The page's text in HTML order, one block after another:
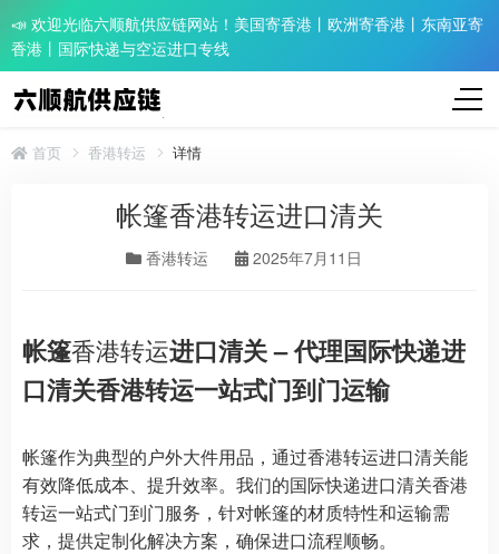
📣 欢迎光临六顺航供应链网站！美国寄香港丨欧洲寄香港丨东南亚寄
香港丨国际快递与空运进口专线
首页 香港转运 详情
帐篷香港转运进口清关
香港转运 2025年7月11日
帐篷香港转运进口清关 – 代理国际快递进
口清关香港转运一站式门到门运输
帐篷作为典型的户外大件用品，通过香港转运进口清关能
有效降低成本、提升效率。我们的国际快递进口清关香港
转运一站式门到门服务，针对帐篷的材质特性和运输需
求，提供定制化解决方案，确保进口流程顺畅。